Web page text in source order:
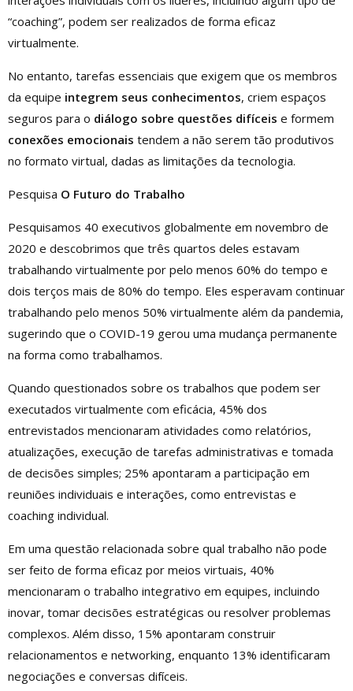
“coaching”, podem ser realizados de forma eficaz
virtualmente.
No entanto, tarefas essenciais que exigem que os membros
da equipe integrem seus conhecimentos, criem espaços
seguros para o diálogo sobre questões difíceis e formem
conexões emocionais tendem a não serem tão produtivos
no formato virtual, dadas as limitações da tecnologia.
Pesquisa O Futuro do Trabalho
Pesquisamos 40 executivos globalmente em novembro de
2020 e descobrimos que três quartos deles estavam
trabalhando virtualmente por pelo menos 60% do tempo e
dois terços mais de 80% do tempo. Eles esperavam continuar
trabalhando pelo menos 50% virtualmente além da pandemia,
sugerindo que o COVID-19 gerou uma mudança permanente
na forma como trabalhamos.
Quando questionados sobre os trabalhos que podem ser
executados virtualmente com eficácia, 45% dos
entrevistados mencionaram atividades como relatórios,
atualizações, execução de tarefas administrativas e tomada
de decisões simples; 25% apontaram a participação em
reuniões individuais e interações, como entrevistas e
coaching individual.
Em uma questão relacionada sobre qual trabalho não pode
ser feito de forma eficaz por meios virtuais, 40%
mencionaram o trabalho integrativo em equipes, incluindo
inovar, tomar decisões estratégicas ou resolver problemas
complexos. Além disso, 15% apontaram construir
relacionamentos e networking, enquanto 13% identificaram
negociações e conversas difíceis.